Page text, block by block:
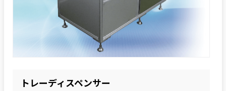
トレーディスペンサー